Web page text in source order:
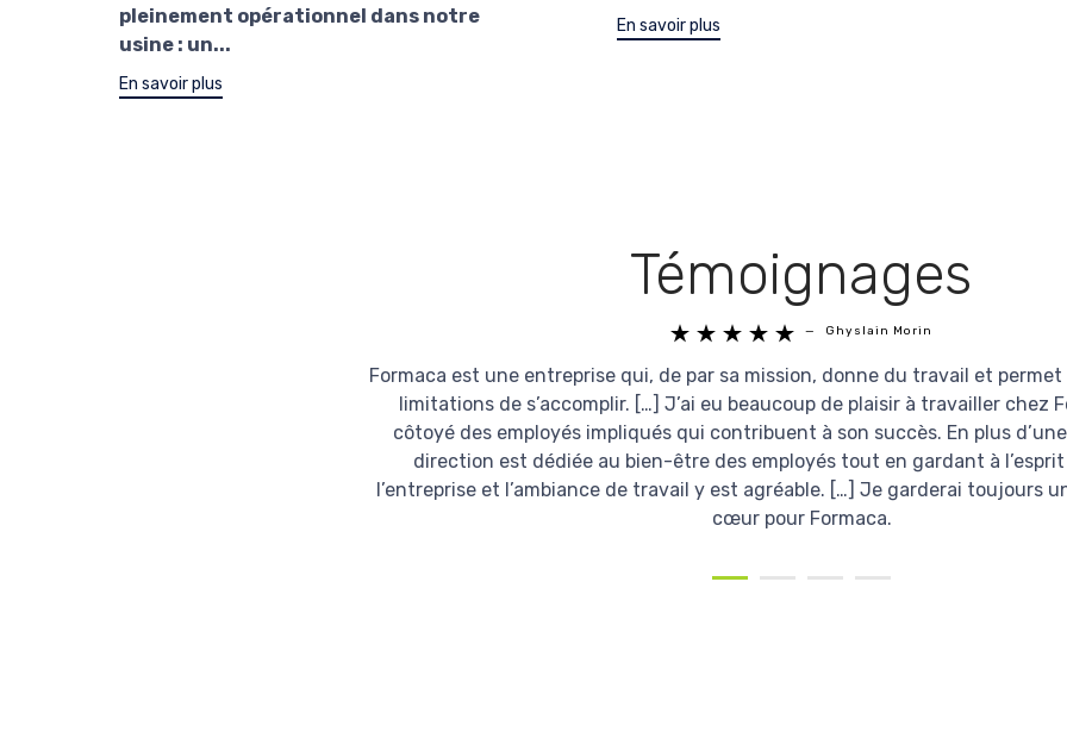
pleinement opérationnel dans notre
usine : un...
En savoir plus
En savoir plus
Témoignages
     — Ghyslain Morin
Formaca est une entreprise qui, de par sa mission, donne du travail et
limitations de s’accomplir. […] J’ai eu beaucoup de plaisir à travailler chez
côtoyé des employés impliqués qui contribuent à son succès. En plus
direction est dédiée au bien-être des employés tout en gardant à
l’entreprise et l’ambiance de travail y est agréable. […] Je garderai toujours
cœur pour Formaca.